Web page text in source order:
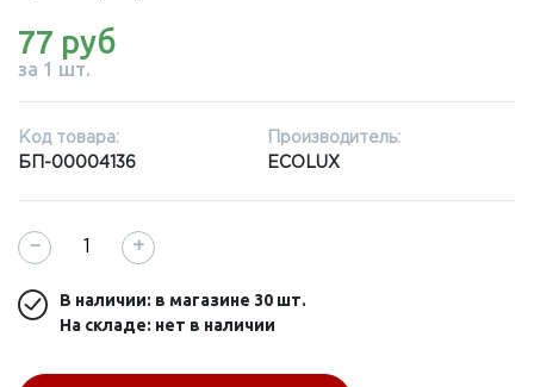
77 руб
за 1 шт.
Код товара:
БП-00004136
Производитель:
ECOLUX
− +
В наличии: в магазине 30 шт.
На складе: нет в наличии